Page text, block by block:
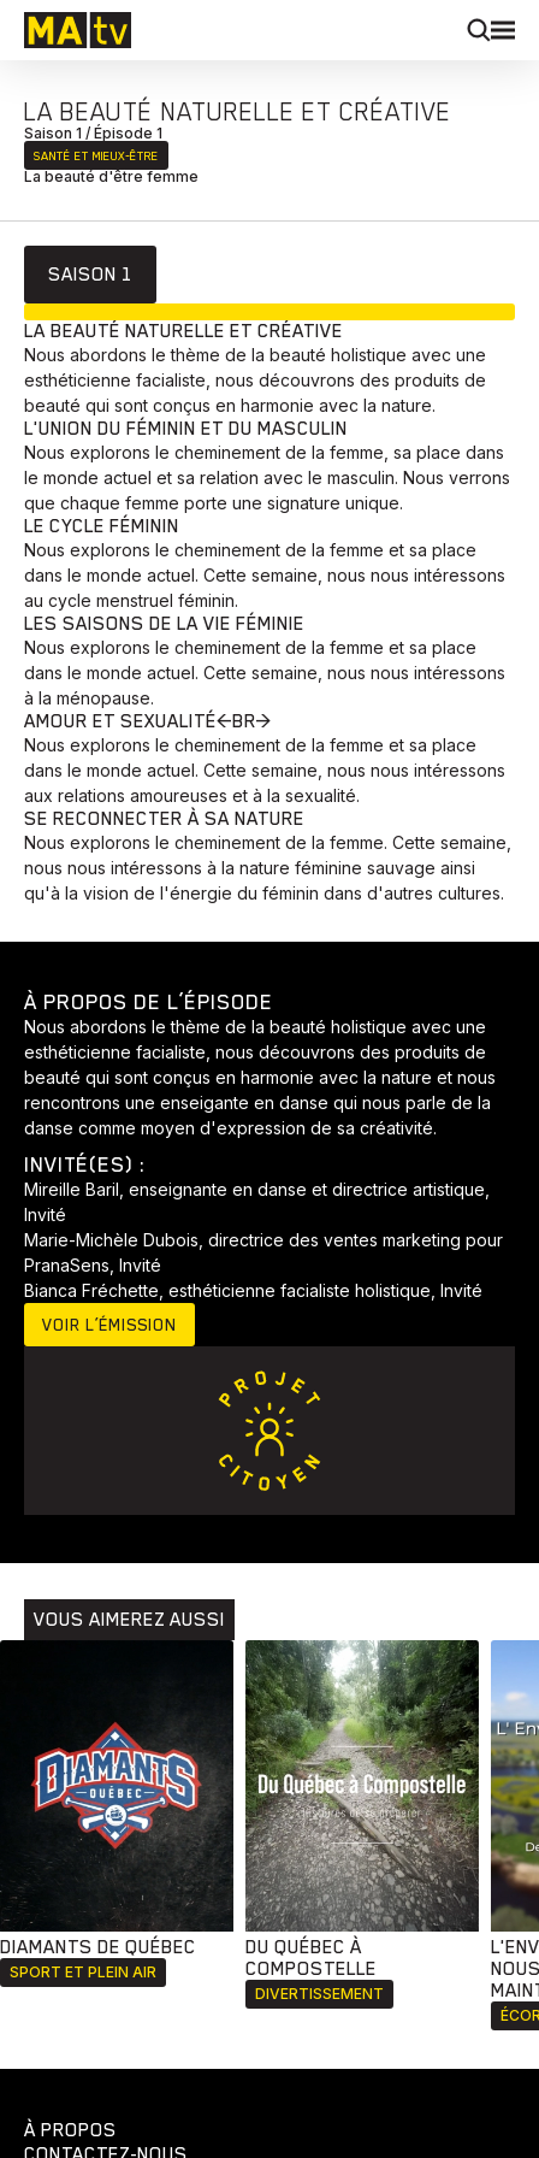
Animaux Avenir
LA BEAUTÉ NATURELLE ET CRÉATIVE
Saison 1 / Épisode 1
SANTÉ ET MIEUX‑ÊTRE
La beauté d'être femme
SAISON 1
LA BEAUTÉ NATURELLE ET CRÉATIVE
Nous abordons le thème de la beauté holistique avec une
esthéticienne facialiste, nous découvrons des produits de
beauté qui sont conçus en harmonie avec la nature.
L'UNION DU FÉMININ ET DU MASCULIN
Nous explorons le cheminement de la femme, sa place dans
le monde actuel et sa relation avec le masculin. Nous verrons
que chaque femme porte une signature unique.
LE CYCLE FÉMININ
Nous explorons le cheminement de la femme et sa place
dans le monde actuel. Cette semaine, nous nous intéressons
au cycle menstruel féminin.
LES SAISONS DE LA VIE FÉMINIE
Nous explorons le cheminement de la femme et sa place
dans le monde actuel. Cette semaine, nous nous intéressons
à la ménopause.
AMOUR ET SEXUALITÉ<BR>
Nous explorons le cheminement de la femme et sa place
dans le monde actuel. Cette semaine, nous nous intéressons
aux relations amoureuses et à la sexualité.
SE RECONNECTER À SA NATURE
Nous explorons le cheminement de la femme. Cette semaine,
nous nous intéressons à la nature féminine sauvage ainsi
qu'à la vision de l'énergie du féminin dans d'autres cultures.
À PROPOS DE L’ÉPISODE
Nous abordons le thème de la beauté holistique avec une
esthéticienne facialiste, nous découvrons des produits de
beauté qui sont conçus en harmonie avec la nature et nous
rencontrons une enseigante en danse qui nous parle de la
danse comme moyen d'expression de sa créativité.
INVITÉ(ES) :
Mireille Baril, enseignante en danse et directrice artistique,
Invité
Marie-Michèle Dubois, directrice des ventes marketing pour
PranaSens, Invité
Bianca Fréchette, esthéticienne facialiste holistique, Invité
VOIR L’ÉMISSION
VOUS AIMEREZ AUSSI
DIAMANTS DE QUÉBEC
SPORT ET PLEIN AIR
DU QUÉBEC À
COMPOSTELLE
DIVERTISSEMENT
À PROPOS